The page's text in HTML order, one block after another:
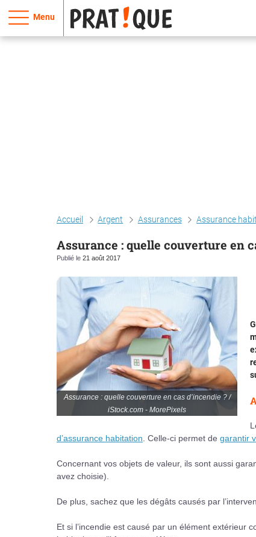
Menu
Accueil Argent Assurances Assurance
Assurance : quelle couverture en
Publié le 21 août 2017
Assurance : quelle couverture en cas d’incendie ? /
iStock.com - MorePixels
d’assurance habitation . Celle-ci permet de garantir
Concernant vos objets de valeur, ils sont aussi
avez choisie).
De plus, sachez que les dégâts causés par
Et si l’incendie est causé par un élément extérieur